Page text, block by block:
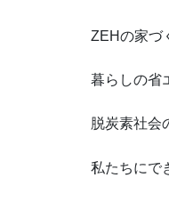
ZEHの家づ
暮らしの省
脱炭素社会
私たちにで